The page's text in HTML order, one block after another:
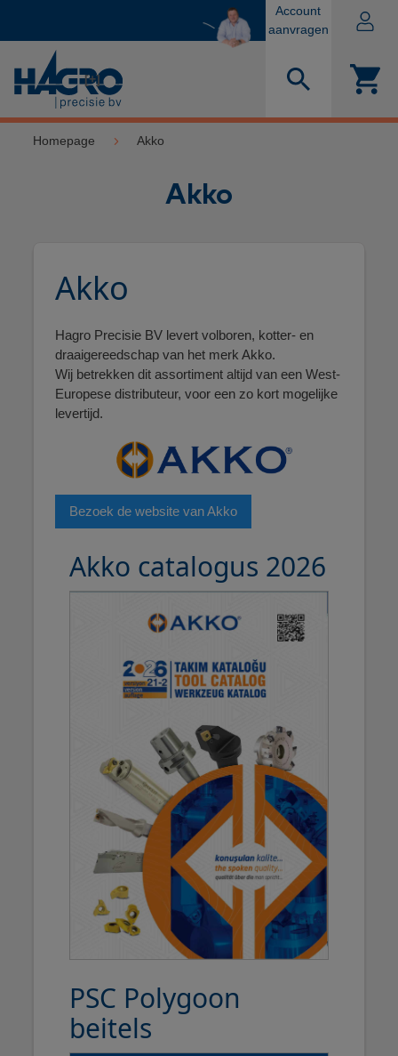
Account
aanvragen
[+]
Homepage Akko
Akko
Akko
Hagro Precisie BV levert volboren, kotter- en
draaigereedschap van het merk Akko.
Wij betrekken dit assortiment altijd van een West-
Europese distributeur, voor een zo kort mogelijke
levertijd.
Bezoek de website van Akko
Akko catalogus 2026
PSC Polygoon
beitels